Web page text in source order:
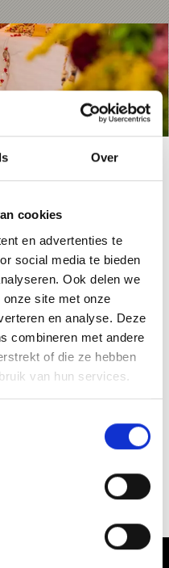
Over
cookies
en advertenties te
social media te bieden
Ook delen we
site met onze
en analyse. Deze
combineren met andere
of die ze hebben
van hun services.